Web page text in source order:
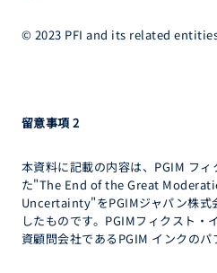
© 2023 PFI and its related
留意事項 2
本資料に記載の内容は、PGIM フ
た"The End of the Great
Uncertainty"をPGIMジャパン株式
したものです。PGIMフィクスト・
資顧問会社であるPGIM インクのパ